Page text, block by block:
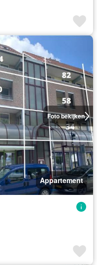
Foto bekijken
Appartement